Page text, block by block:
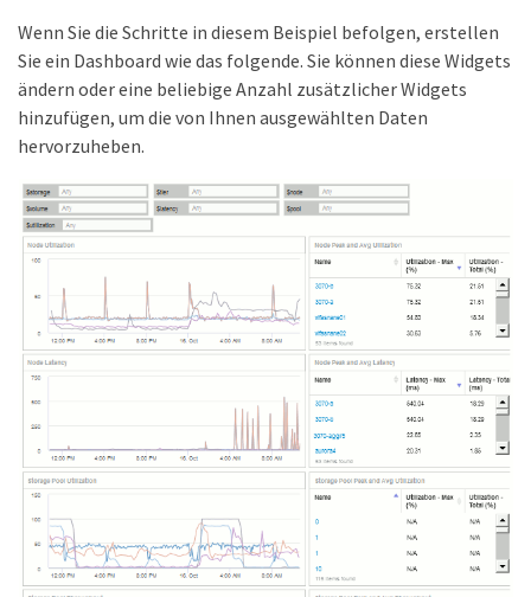
Wenn Sie die Schritte in diesem Beispiel befolgen, erstellen
Sie ein Dashboard wie das folgende. Sie können diese Widgets
ändern oder eine beliebige Anzahl zusätzlicher Widgets
hinzufügen, um die von Ihnen ausgewählten Daten
hervorzuheben.